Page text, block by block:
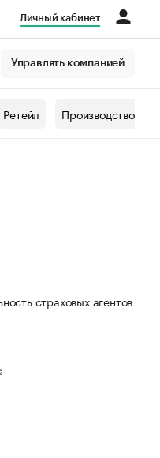
Личный кабинет
Управлять компанией
Ретейл Производство
страховых агентов